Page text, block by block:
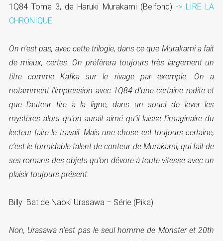
1Q84 Tome 3, de Haruki Murakami (Belfond) -> LIRE LA
CHRONIQUE
On n’est pas, avec cette trilogie, dans ce que Murakami a fait
de mieux, certes. On préfèrera toujours très largement un
titre comme Kafka sur le rivage par exemple. On a
notamment l’impression avec 1Q84 d’une certaine redite et
que l’auteur tire à la ligne, dans un souci de lever les
mystères alors qu’on aurait aimé qu’il laisse l’imaginaire du
lecteur faire le travail. Mais une chose est toujours certaine,
c’est le formidable talent de conteur de Murakami, qui fait de
ses romans des objets qu’on dévore à toute vitesse avec un
plaisir toujours présent.
Billy Bat de Naoki Urasawa – Série (Pika)
Non, Urasawa n’est pas le seul homme de Monster et 20th